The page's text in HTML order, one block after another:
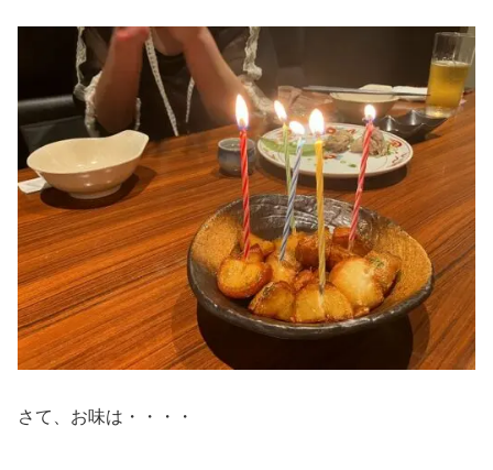
さて、お味は・・・・